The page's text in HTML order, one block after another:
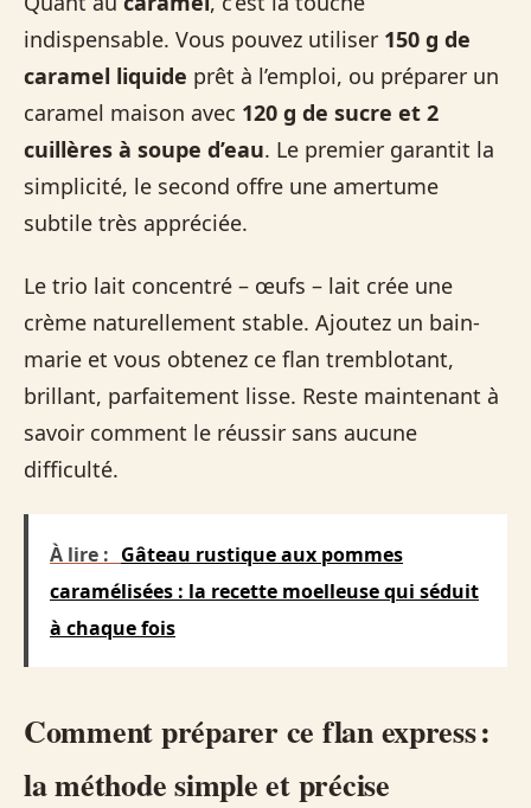
indispensable. Vous pouvez utiliser 150 g de
caramel liquide prêt à l’emploi, ou préparer un
caramel maison avec 120 g de sucre et 2
cuillères à soupe d’eau. Le premier garantit la
simplicité, le second offre une amertume
subtile très appréciée.
Le trio lait concentré – œufs – lait crée une
crème naturellement stable. Ajoutez un bain-
marie et vous obtenez ce flan tremblotant,
brillant, parfaitement lisse. Reste maintenant à
savoir comment le réussir sans aucune
difficulté.
À lire : Gâteau rustique aux pommes
caramélisées : la recette moelleuse qui séduit
à chaque fois
Comment préparer ce flan express :
la méthode simple et précise